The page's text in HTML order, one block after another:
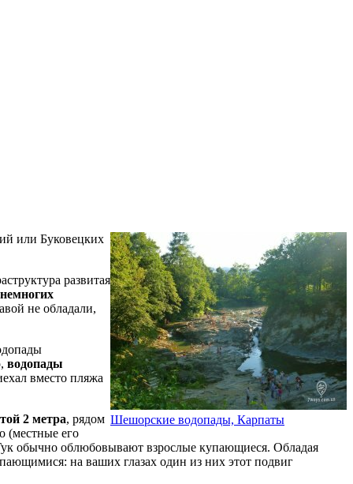
Шешорские водопады, Карпаты
или Буковецких
развитая
не обладали,
водопады
вместо пляжа
2 метра, рядом
(местные его
обычно облюбовывают взрослые купающиеся. Обладая
на ваших глазах один из них этот подвиг